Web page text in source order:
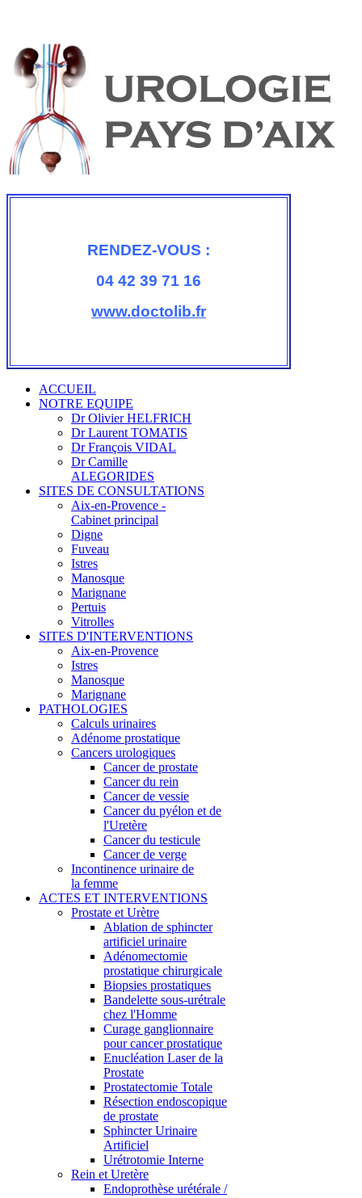
RENDEZ-VOUS :
04 42 39 71 16
www.doctolib.fr
ACCUEIL
NOTRE EQUIPE
Dr Olivier HELFRICH
Dr Laurent TOMATIS
Dr François VIDAL
Dr Camille
ALEGORIDES
SITES DE CONSULTATIONS
Aix-en-Provence -
Cabinet principal
Digne
Fuveau
Istres
Manosque
Marignane
Pertuis
Vitrolles
SITES D'INTERVENTIONS
Aix-en-Provence
Istres
Manosque
Marignane
PATHOLOGIES
Calculs urinaires
Adénome prostatique
Cancers urologiques
Cancer de prostate
Cancer du rein
Cancer de vessie
Cancer du pyélon et de
l'Uretère
Cancer du testicule
Cancer de verge
Incontinence urinaire de
la femme
ACTES ET INTERVENTIONS
Prostate et Urètre
Ablation de sphincter
artificiel urinaire
Adénomectomie
prostatique chirurgicale
Biopsies prostatiques
Bandelette sous-urétrale
chez l'Homme
Curage ganglionnaire
pour cancer prostatique
Enucléation Laser de la
Prostate
Prostatectomie Totale
Résection endoscopique
de prostate
Sphincter Urinaire
Artificiel
Urétrotomie Interne
Rein et Uretère
Endoprothèse urétérale /